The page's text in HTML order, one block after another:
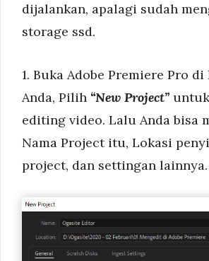
dijalankan, apalagi sudah
storage ssd.
1. Buka Adobe Premiere Pro
Anda, Pilih “New Project”
editing video. Lalu Anda bisa
Nama Project itu, Lokasi
project, dan settingan lainnya.